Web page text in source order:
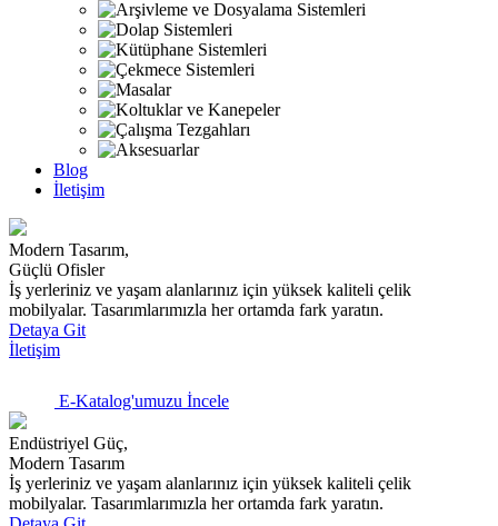
Blog
İletişim
Modern Tasarım,
Güçlü Ofisler
İş yerleriniz ve yaşam alanlarınız için yüksek kaliteli çelik
mobilyalar. Tasarımlarımızla her ortamda fark yaratın.
Detaya Git
İletişim
E-Katalog'umuzu İncele
Endüstriyel Güç,
Modern Tasarım
İş yerleriniz ve yaşam alanlarınız için yüksek kaliteli çelik
mobilyalar. Tasarımlarımızla her ortamda fark yaratın.